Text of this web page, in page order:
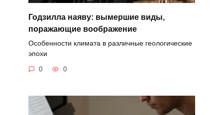
Годзилла наяву: вымершие виды,
поражающие воображение
Особенности климата в различные геологические
эпохи
0 0